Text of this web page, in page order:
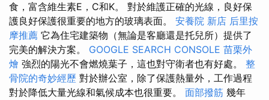
食，富含維生素E，C和K。 對於維護正確的光線，良好保
護良好保護很重要的地方的玻璃表面。 安養院 新店 后里按
摩推薦 它為住宅建築物（無論是客廳還是托兒所）提供了
完美的解決方案。 GOOGLE SEARCH CONSOLE 苗栗外
燴 強烈的陽光不會燃燒葉子，這也對守衛者也有好處。 整
骨院的奇妙經歷 對於辦公室，除了保護熱量外，工作過程
對於降低大量光線和氣候成本也很重要。 面部撥筋 幾年